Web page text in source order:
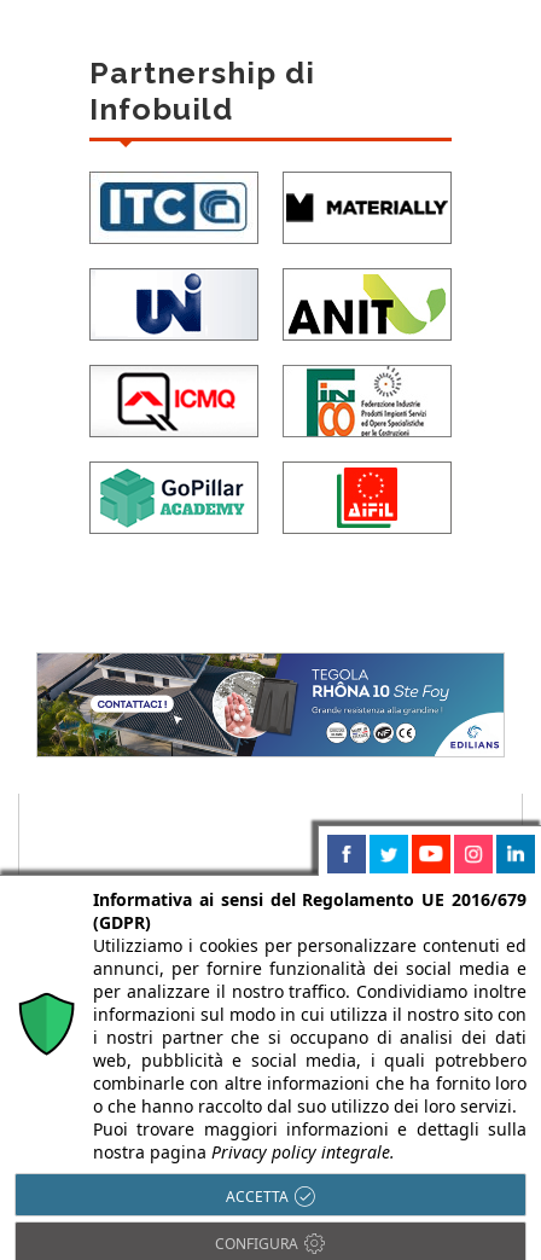
Partnership di
Infobuild
Chi siamo Autori Per la tua pubblicità
Iscriviti alla
newsletter
Infobuild è testata registrata presso il Tribunale di Milano al n° 63
dell’8/3/2013 - ISSN 2282-2267
Informativa ai sensi del Regolamento UE 2016/679
(GDPR)
Utilizziamo i cookies per personalizzare contenuti ed
annunci, per fornire funzionalità dei social media e
per analizzare il nostro traffico. Condividiamo inoltre
informazioni sul modo in cui utilizza il nostro sito con
i nostri partner che si occupano di analisi dei dati
web, pubblicità e social media, i quali potrebbero
combinarle con altre informazioni che ha fornito loro
o che hanno raccolto dal suo utilizzo dei loro servizi.
Puoi trovare maggiori informazioni e dettagli sulla
nostra pagina Privacy policy integrale.
ACCETTA
CONFIGURA